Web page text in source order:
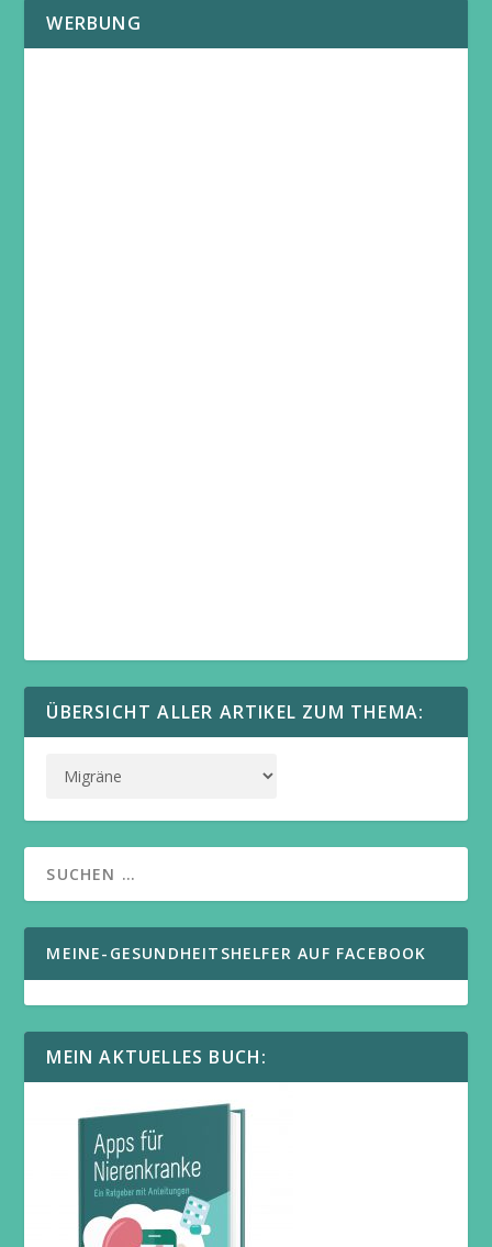
WERBUNG
ÜBERSICHT ALLER ARTIKEL ZUM THEMA:
MEINE-GESUNDHEITSHELFER AUF FACEBOOK
MEIN AKTUELLES BUCH: